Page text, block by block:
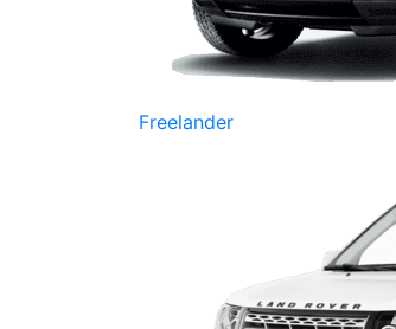
Freelander